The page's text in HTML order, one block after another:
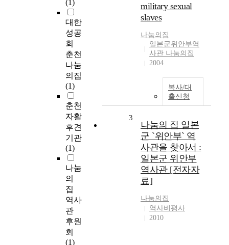
(1)
대한
성공
회
춘천
나눔
의집
(1)
춘천
자활
후견
기관
(1)
나눔
의
집
역사
관
후원
회
(1)
military sexual
slaves
나눔의집
일본군위안부역
사관 나눔의집
2004
복사/대
출신청
3
나눔의 집 일본
군 `위안부` 역
사관을 찾아서 :
일본군 위안부
역사관 [전자자
료]
나눔의집
역사비평사
2010